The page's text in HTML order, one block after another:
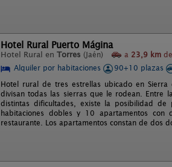
Hotel Rural Puerto Mágina
Hotel Rural en Torres (Jaén) a 23,9 km
Alquiler por habitaciones
90+10 plazas
Hotel rural de tres estrellas ubicado en
divisan todas las sierras que le rodean. Entre
distintas dificultades, existe la posibilidad
habitaciones dobles y 10 apartamentos
restaurante. Los apartamentos constan de dos